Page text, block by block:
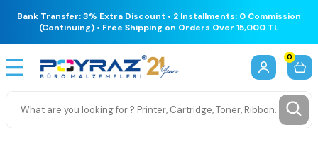
Bank Transfer: 3% Extra Discount • 2 Installments: 0 Commission
(Continuing) • Free Shipping on Orders Over 15,000 TL
0